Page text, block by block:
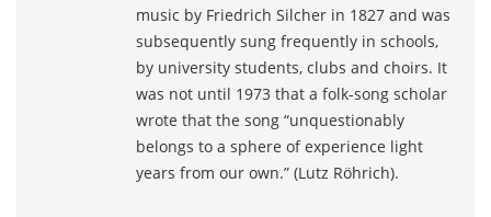
music by Friedrich Silcher in 1827 and was
subsequently sung frequently in schools,
by university students, clubs and choirs. It
was not until 1973 that a folk-song scholar
wrote that the song “unquestionably
belongs to a sphere of experience light
years from our own.” (Lutz Röhrich).